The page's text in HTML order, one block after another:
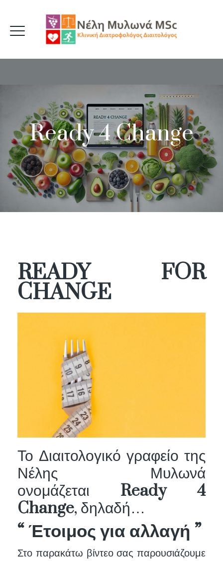
Ready 4 Change
READY FOR
CHANGE
Το Διαιτολογικό γραφείο της
Νέλης Μυλωνά
ονομάζεται Ready 4
Change, δηλαδή…
“ Έτοιμος για αλλαγή ”
Στο παρακάτω βίντεο σας παρουσιάζουμε